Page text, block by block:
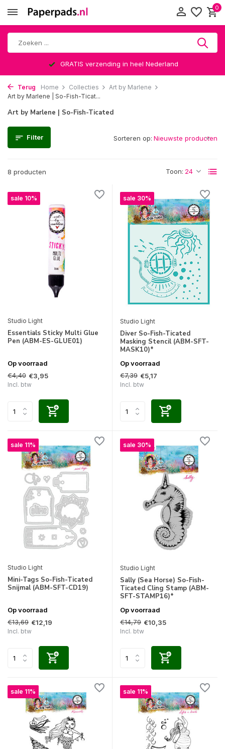
0
GRATIS verzending in heel Nederland
Terug Home Collecties
Art by Marlene
Art by Marlene | So-Fish-Ticat...
Art by Marlene | So-Fish-Ticated
Filter
8 producten Toon:
Sorteren op:
sale 10%
Studio Light
Essentials Sticky Multi Glue
Pen (ABM-ES-GLUE01)
Op voorraad
€4,40 €3,95
Incl. btw
sale 30%
Studio Light
Diver So-Fish-Ticated
Masking Stencil (ABM-SFT-
MASK10)*
Op voorraad
€7,39 €5,17
Incl. btw
sale 11%
Studio Light
Mini-Tags So-Fish-Ticated
Snijmal (ABM-SFT-CD19)
Op voorraad
€13,69 €12,19
Incl. btw
sale 30%
Studio Light
Sally (Sea Horse) So-Fish-
Ticated Cling Stamp (ABM-
SFT-STAMP16)*
Op voorraad
€14,79 €10,35
Incl. btw
sale 11% sale 11%